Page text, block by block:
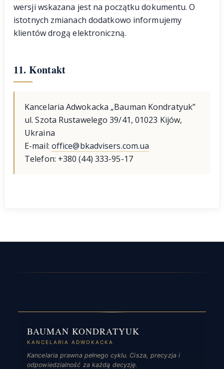
wersji wskazana jest na początku dokumentu. O
istotnych zmianach dodatkowo informujemy
klientów drogą elektroniczną.
11. Kontakt
Kancelaria Adwokacka „Bauman Kondratyuk”
ul. Szota Rustawelego 39/41, 01023 Kijów,
Ukraina
E-mail: office@bkadvisers.com.ua
Telefon: +380 (44) 333-95-17
BAUMAN KONDRATYUK
KANCELARIA ADWOKACKA
Kancelaria prawna pełnego cyklu. Cisza, precyzja i
odpowiedzialność za każdą decyzję.